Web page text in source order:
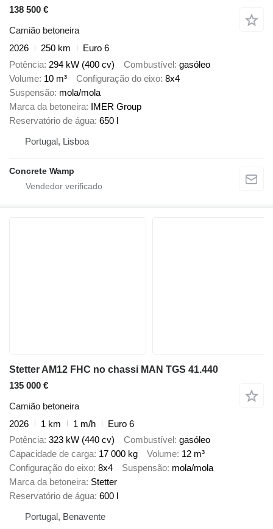
138 500 €
Camião betoneira
2026
250 km
Euro 6
Potência 294 kW (400 cv) Combustível gasóleo
Volume 10 m³ Configuração do eixo 8x4
Suspensão mola/mola
Marca da betoneira IMER Group
Reservatório de água 650 l
Portugal, Lisboa
Concrete Wamp
Stetter AM12 FHC no chassi MAN TGS 41.440
135 000 €
Camião betoneira
2026
1 km 1 m/h
Euro 6
Potência 323 kW (440 cv) Combustível gasóleo
Capacidade de carga 17 000 kg Volume 12 m³
Configuração do eixo 8x4 Suspensão mola/mola
Marca da betoneira Stetter
Reservatório de água 600 l
Portugal, Benavente